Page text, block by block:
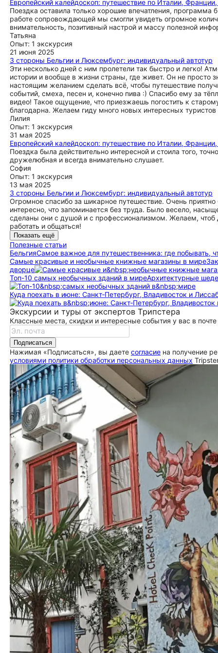
Европейский калейдоскоп: путешествие по Италии,
Поездка оставила только хорошие впечатления,
работе сопровождающей мы смогли увидеть огромное
внимательность, позитивный настрой и массу полезной
Татьяна
Опыт: 1 экскурсия
21 июня 2025
3 стороны Бельгии и Люксембург: индивидуальный автотур
Эти несколько дней с ним пролетели так быстро и легко!
истории и вообще в жизни страны, где живет. Он не
настоящим желанием сделать всё, чтобы путешествие
событий, смеха, песен и, конечно пива :) Спасибо ему за
видео! Такое ощущение, что приезжаешь погостить к
благодарна. Желаем гиду много новых интересных
Лилия
Опыт: 1 экскурсия
31 мая 2025
Европейский калейдоскоп: путешествие по Италии,
Поездка была действительно интересной и стоила того,
дружелюбная и всегда внимательно слушает.
София
Опыт: 1 экскурсия
13 мая 2025
3 стороны Бельгии и Люксембург: индивидуальный автотур
Огромное спасибо за шикарное путешествие. Очень
интересно, что запоминается без труда. Было весело,
сделаны они с душой и с профессионализмом. Желаем,
работать и общаться!
Показать ещё
Полезные статьи
БельгияСамое важное для путешественника: где побывать,
Самые красивые и необычные книжные магазины в мире
дворце
Топ-10 самых необычных зданий в миреАрхитектурные
Куда поехать в июне: Санкт‑Петербург, Владивосток и
Экскурсии и туры от экспертов Трипстера
Классные места, скидки и интересные события у вас в почте
Подписаться
Нажимая «Подписаться», вы даете согласие на получение
условиями политики обработки персональных данных